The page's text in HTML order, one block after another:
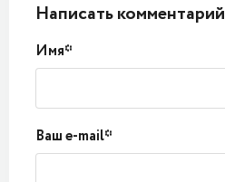
Написать комментарий
Имя*
Ваш e-mail*